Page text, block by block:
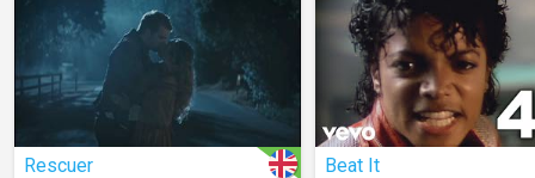
Rescuer Beat It